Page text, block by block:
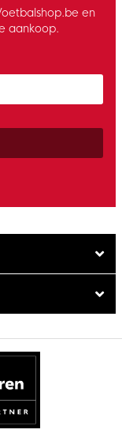
en
aankoop.
to subscribe to